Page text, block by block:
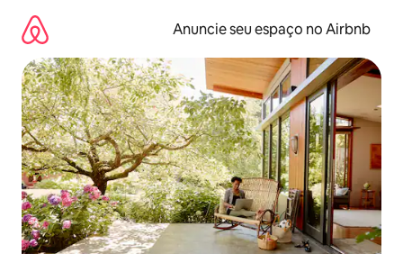
para
conteúdo
Anuncie seu espaço no Airbnb